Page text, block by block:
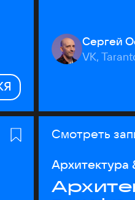
Сергей
VK,
Смотреть
Архитектура